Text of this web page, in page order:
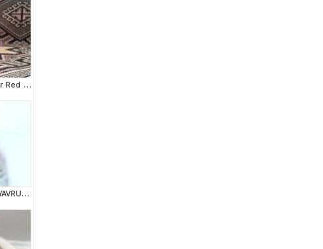
Erkek British Shorthair Red Point
BRİTİSH SHORTHAİR YAVRUMUZ